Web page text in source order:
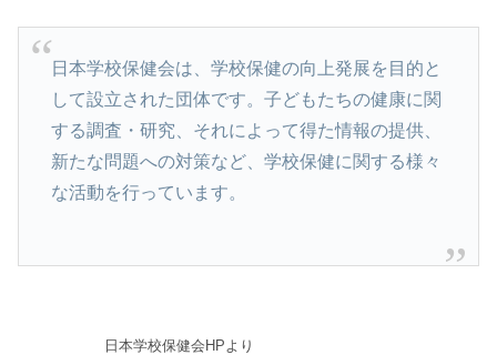
日本学校保健会は、学校保健の向上発展を目的と
して設立された団体です。子どもたちの健康に関
する調査・研究、それによって得た情報の提供、
新たな問題への対策など、学校保健に関する様々
な活動を行っています。
日本学校保健会HPより